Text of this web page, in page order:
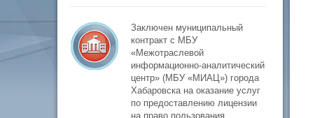
Заключен муниципальный
контракт с МБУ
«Межотраслевой
информационно-аналитический
центр» (МБУ «МИАЦ») города
Хабаровска на оказание услуг
по предоставлению лицензии
на право пользования